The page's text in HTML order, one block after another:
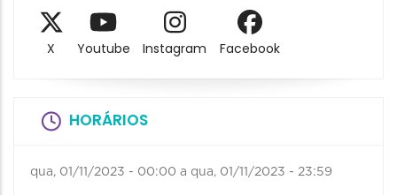
X Youtube Instagram Facebook
HORÁRIOS
qua, 01/11/2023 - 00:00 a qua, 01/11/2023 - 23:59